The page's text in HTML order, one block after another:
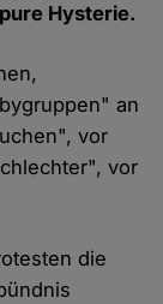
Hysterie.
an
vor
vor
die